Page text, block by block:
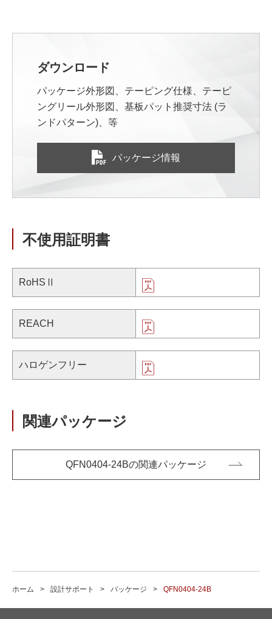
ダウンロード
パッケージ外形図、テーピング仕様、テーピ
ングリール外形図、基板パット推奨寸法 (ラ
ンドパターン)、等
パッケージ情報
不使用証明書
RoHSⅡ
REACH
ハロゲンフリー
関連パッケージ
QFN0404-24Bの関連パッケージ
ホーム 設計サポート パッケージ QFN0404-24B